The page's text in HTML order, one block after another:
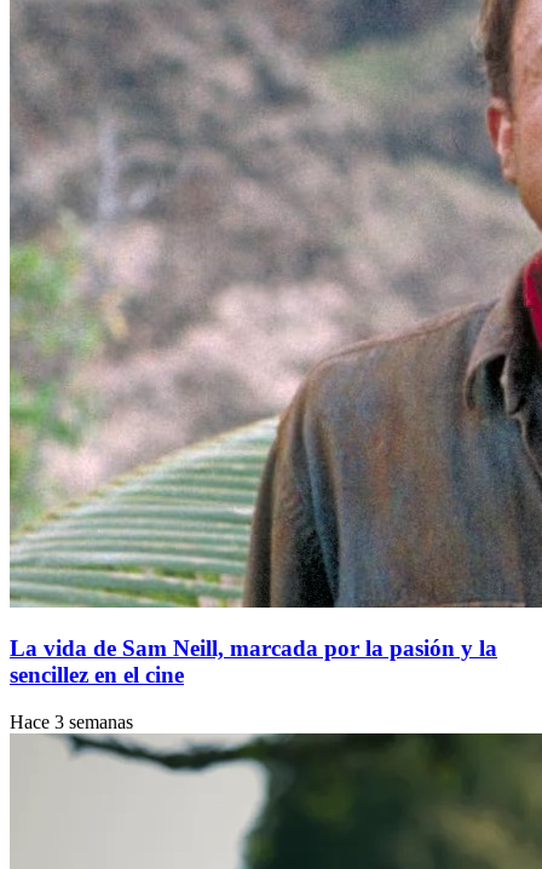
La vida de Sam Neill, marcada por la pasión y la
sencillez en el cine
Hace 3 semanas